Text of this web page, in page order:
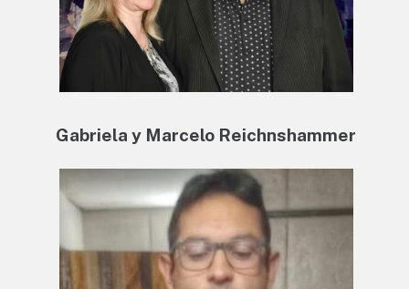
Gabriela y Marcelo Reichnshammer